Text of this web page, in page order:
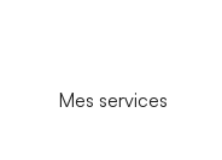
Mes services